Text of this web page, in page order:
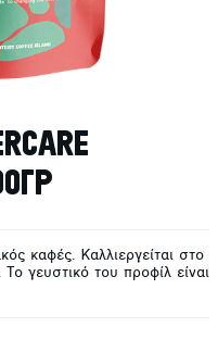
καφές. Καλλιεργείται στο
γευστικό του προφίλ είναι